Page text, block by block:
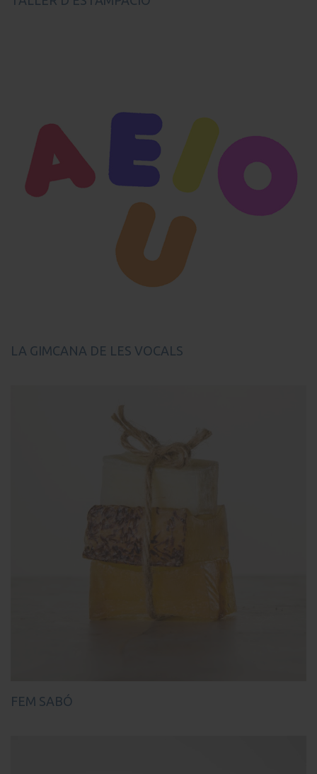
LA GIMCANA DE LES VOCALS
FEM SABÓ